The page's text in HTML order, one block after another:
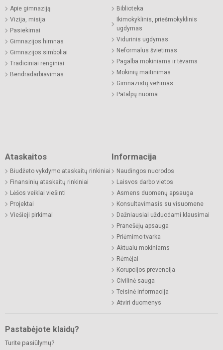
Apie gimnaziją
Vizija, misija
Pasiekimai
Gimnazijos himnas
Gimnazijos simboliai
Tradiciniai renginiai
Bendradarbiavimas
Biblioteka
Ikimokyklinis, priešmokyklinis
ugdymas
Vidurinis ugdymas
Neformalus švietimas
Pagalba mokiniams ir tėvams
Mokinių maitinimas
Gimnazistų vežimas
Patalpų nuoma
Ataskaitos
Biudžeto vykdymo ataskaitų rinkiniai
Finansinių ataskaitų rinkiniai
Lėšos veiklai viešinti
Projektai
Viešieji pirkimai
Informacija
Naudingos nuorodos
Laisvos darbo vietos
Asmens duomenų apsauga
Konsultavimasis su visuomene
Dažniausiai užduodami klausimai
Pranešėjų apsauga
Priėmimo tvarka
Aktualu mokiniams
Rėmėjai
Korupcijos prevencija
Civilinė sauga
Teisinė informacija
Atviri duomenys
Pastabėjote klaidų?
Turite pasiūlymų?